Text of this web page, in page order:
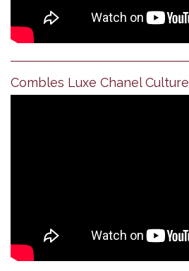
Combles Luxe Chanel Culture